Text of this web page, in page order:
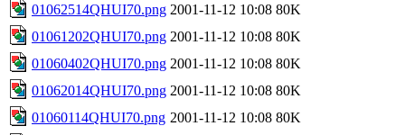
01062514QHUI70.png 2001-11-12 10:08 80K
01061202QHUI70.png 2001-11-12 10:08 80K
01060402QHUI70.png 2001-11-12 10:08 80K
01062014QHUI70.png 2001-11-12 10:08 80K
01060114QHUI70.png 2001-11-12 10:08 80K